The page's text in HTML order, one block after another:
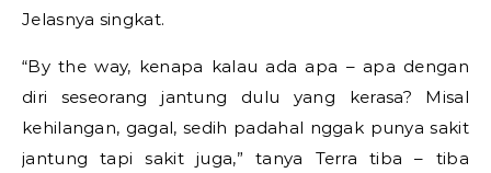
Jelasnya singkat.
“By the way, kenapa kalau ada apa – apa dengan
diri seseorang jantung dulu yang kerasa? Misal
kehilangan, gagal, sedih padahal nggak punya sakit
jantung tapi sakit juga,” tanya Terra tiba – tiba